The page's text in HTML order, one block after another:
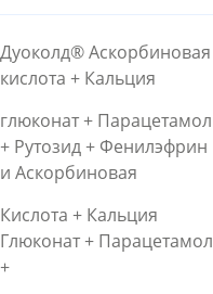
Дуоколд® Аскорбиновая
кислота + Кальция
глюконат + Парацетамол
+ Рутозид + Фенилэфрин
и Аскорбиновая
Кислота + Кальция
Глюконат + Парацетамол
+